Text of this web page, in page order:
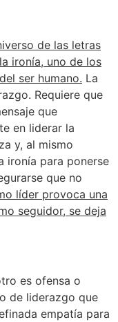
de las letras
ironía, uno de los
ser humano. La
Requiere que
que
en liderar la
y, al mismo
ironía para ponerse
que no
líder provoca una
seguidor, se deja
es ofensa o
de liderazgo que
empatía para